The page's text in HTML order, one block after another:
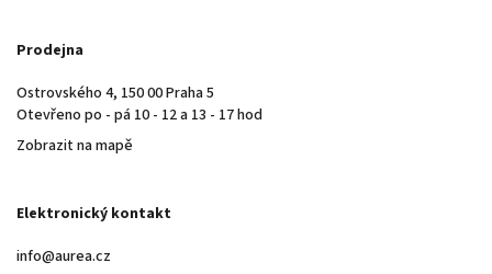
Prodejna
Ostrovského 4, 150 00 Praha 5
Otevřeno po - pá 10 - 12 a 13 - 17 hod
Zobrazit na mapě
Elektronický kontakt
info@aurea.cz